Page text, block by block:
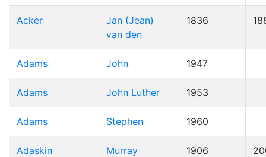
Acker
Jan (Jean)
van den
1836
Adams John 1947
Adams John Luther 1953
Adams Stephen 1960
Adaskin Murray 1906